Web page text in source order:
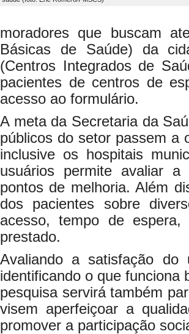
moradores que buscam
Básicas de Saúde) da
(Centros Integrados de
pacientes de centros de
acesso ao formulário.
A meta da Secretaria da
públicos do setor passem a
inclusive os hospitais
usuários permite avaliar
pontos de melhoria. Além
dos pacientes sobre
acesso, tempo de
prestado.
Avaliando a satisfação
identificando o que funciona
pesquisa servirá também
visem aperfeiçoar a
promover a participação